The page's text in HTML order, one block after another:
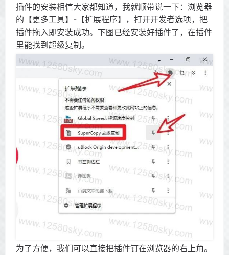
插件的安装相信大家都知道，我就顺带说一下：浏览器
的【更多工具】-【扩展程序】，打开开发者选项，把
插件拖入即安装成功。下图已经安装好插件了，在插件
里能找到超级复制。
为了方便，我们可以直接把插件钉在浏览器的右上角。